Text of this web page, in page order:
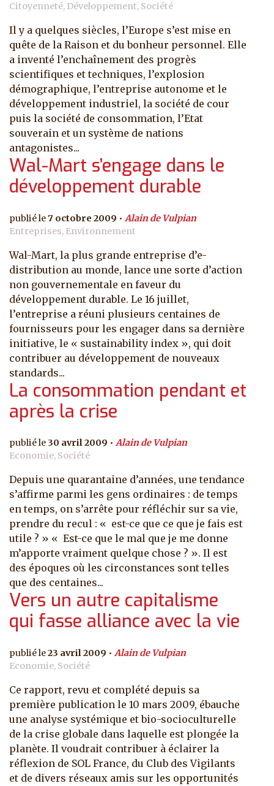
Citoyenneté, Développement, Société
Il y a quelques siècles, l’Europe s’est mise en
quête de la Raison et du bonheur personnel. Elle
a inventé l’enchaînement des progrès
scientifiques et techniques, l’explosion
démographique, l’entreprise autonome et le
développement industriel, la société de cour
puis la société de consommation, l’Etat
souverain et un système de nations
antagonistes...
Wal-Mart s’engage dans le
développement durable
7 octobre 2009
Alain de Vulpian
Entreprises, Environnement
Wal-Mart, la plus grande entreprise d’e-
distribution au monde, lance une sorte d’action
non gouvernementale en faveur du
développement durable. Le 16 juillet,
l’entreprise a réuni plusieurs centaines de
fournisseurs pour les engager dans sa dernière
initiative, le « sustainability index », qui doit
contribuer au développement de nouveaux
standards...
La consommation pendant et
après la crise
30 avril 2009
Alain de Vulpian
Economie, Société
Depuis une quarantaine d’années, une tendance
s’affirme parmi les gens ordinaires : de temps
en temps, on s’arrête pour réfléchir sur sa vie,
prendre du recul : « est-ce que ce que je fais est
utile ? » « Est-ce que le mal que je me donne
m’apporte vraiment quelque chose ? ». Il est
des époques où les circonstances sont telles
que des centaines...
Vers un autre capitalisme
qui fasse alliance avec la vie
23 avril 2009
Alain de Vulpian
Economie, Société
Ce rapport, revu et complété depuis sa
première publication le 10 mars 2009, ébauche
une analyse systémique et bio-socioculturelle
de la crise globale dans laquelle est plongée la
planète. Il voudrait contribuer à éclairer la
réflexion de SOL France, du Club des Vigilants
et de divers réseaux amis sur les opportunités